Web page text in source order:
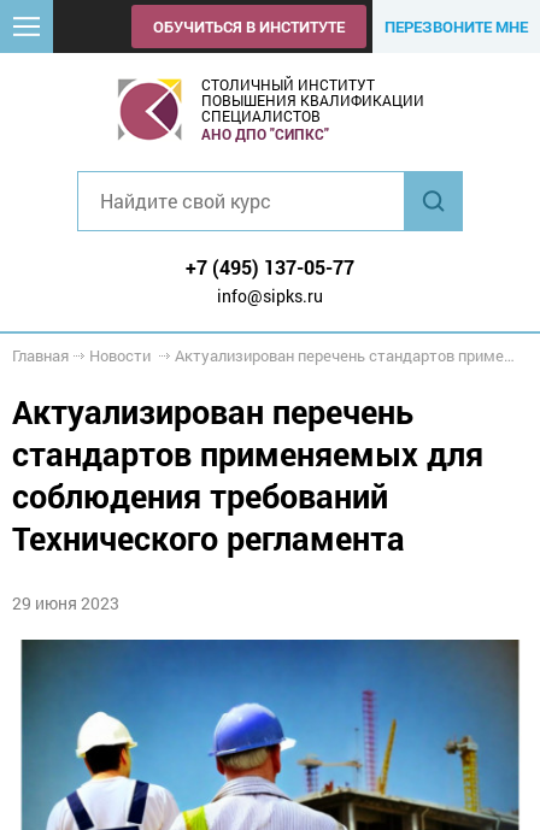
ОБУЧИТЬСЯ В ИНСТИТУТЕ ПЕРЕЗВОНИТЕ МНЕ
СТОЛИЧНЫЙ ИНСТИТУТ
ПОВЫШЕНИЯ КВАЛИФИКАЦИИ
СПЕЦИАЛИСТОВ
АНО ДПО "СИПКС"
+7 (495) 137-05-77
info@sipks.ru
Главная Новости Актуализирован перечень стандартов применяемых для соблюдения требований Технического регламента
Актуализирован перечень
стандартов применяемых для
соблюдения требований
Технического регламента
29 июня 2023